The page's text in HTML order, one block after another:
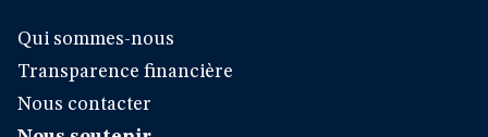
Qui sommes-nous
Transparence financière
Nous contacter